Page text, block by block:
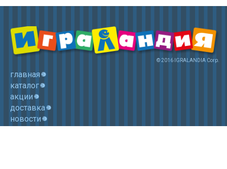
© 2016 IGRALANDIA Corp.
главная
каталог
акции
доставка
новости